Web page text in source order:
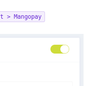
> Mangopay